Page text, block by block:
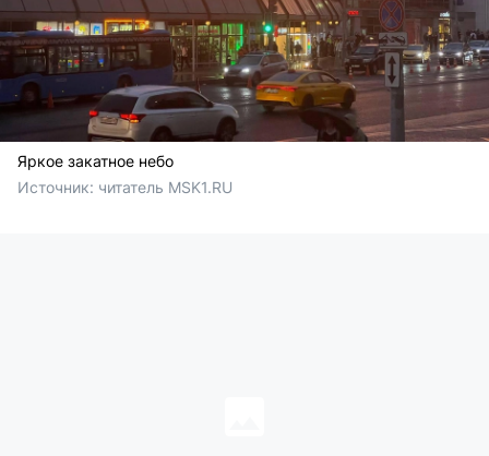
Яркое закатное небо
Источник: читатель MSK1.RU